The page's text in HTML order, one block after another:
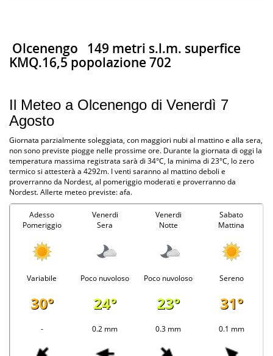
Olcenengo 149 metri s.l.m. superfice
KMQ.16,5 popolazione 702
Il Meteo a Olcenengo di Venerdì 7
Agosto
Giornata parzialmente soleggiata, con maggiori nubi al mattino e alla sera,
non sono previste piogge nelle prossime ore. Durante la giornata di oggi la
temperatura massima registrata sarà di 34°C, la minima di 23°C, lo zero
termico si attesterà a 4292m. I venti saranno al mattino deboli e
proverranno da Nordest, al pomeriggio moderati e proverranno da
Nordest. Allerte meteo previste: afa.
Adesso
Pomeriggio
Venerdi
Sera
Venerdi
Notte
Sabato
Mattina
Variabile Poco nuvoloso Poco nuvoloso Sereno
30° 24° 23° 31°
- 0.2 mm 0.3 mm 0.1 mm